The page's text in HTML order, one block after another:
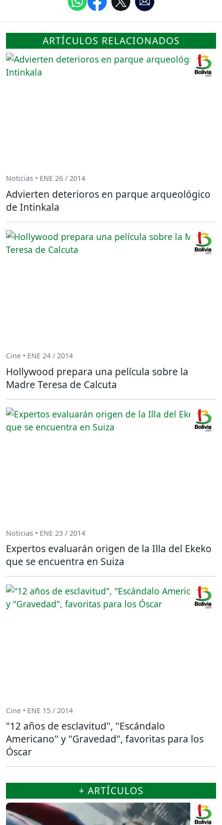
ARTÍCULOS RELACIONADOS
Noticias • ENE 26 / 2014
Advierten deterioros en parque arqueológico
de Intinkala
Cine • ENE 24 / 2014
Hollywood prepara una película sobre la
Madre Teresa de Calcuta
Noticias • ENE 23 / 2014
Expertos evaluarán origen de la Illa del Ekeko
que se encuentra en Suiza
Cine • ENE 15 / 2014
"12 años de esclavitud", "Escándalo
Americano" y "Gravedad", favoritas para los
Óscar
+ ARTÍCULOS